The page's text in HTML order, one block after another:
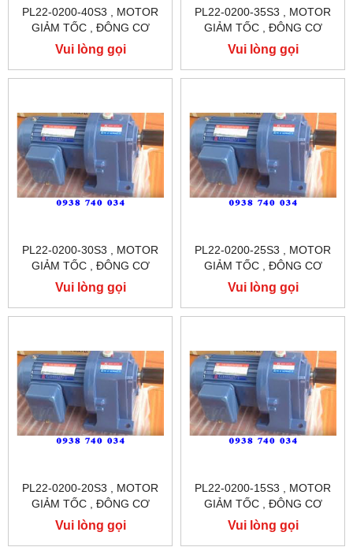
PL22-0200-40S3 , MOTOR
GIẢM TỐC , ĐÔNG CƠ
GIẢM TỐC CHÂN ĐẾ
TUNGLEE
Vui lòng gọi
PL22-0200-35S3 , MOTOR
GIẢM TỐC , ĐÔNG CƠ
GIẢM TỐC CHÂN ĐẾ
TUNGLEE
Vui lòng gọi
PL22-0200-30S3 , MOTOR
GIẢM TỐC , ĐÔNG CƠ
GIẢM TỐC CHÂN ĐẾ
TUNGLEE
Vui lòng gọi
PL22-0200-25S3 , MOTOR
GIẢM TỐC , ĐÔNG CƠ
GIẢM TỐC CHÂN ĐẾ
TUNGLEE , CÔNG SUẤT 0.2
Vui lòng gọi
PL22-0200-20S3 , MOTOR
GIẢM TỐC , ĐÔNG CƠ
GIẢM TỐC CHÂN ĐẾ
TUNGLEE
Vui lòng gọi
PL22-0200-15S3 , MOTOR
GIẢM TỐC , ĐÔNG CƠ
GIẢM TỐC CHÂN ĐẾ
TUNGLEE
Vui lòng gọi